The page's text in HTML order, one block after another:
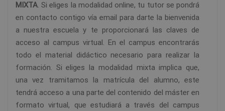
MIXTA. Si eliges la modalidad online, tu tutor se pondrá
en contacto contigo vía email para darte la bienvenida
a nuestra escuela y te proporcionará las claves de
acceso al campus virtual. En el campus encontrarás
todo el material didáctico necesario para realizar la
formación. Si eliges la modalidad mixta implica que,
una vez tramitamos la matrícula del alumno, este
tendrá acceso a una parte del contenido del máster en
formato virtual, que estudiará a través del campus